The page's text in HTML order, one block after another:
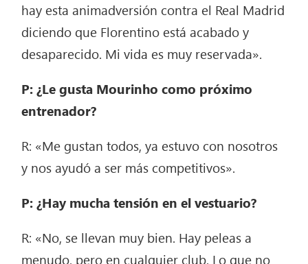
hay esta animadversión contra el Real Madrid
diciendo que Florentino está acabado y
desaparecido. Mi vida es muy reservada».
P: ¿Le gusta Mourinho como próximo
entrenador?
R: «Me gustan todos, ya estuvo con nosotros
y nos ayudó a ser más competitivos».
P: ¿Hay mucha tensión en el vestuario?
R: «No, se llevan muy bien. Hay peleas a
menudo, pero en cualquier club. Lo que no